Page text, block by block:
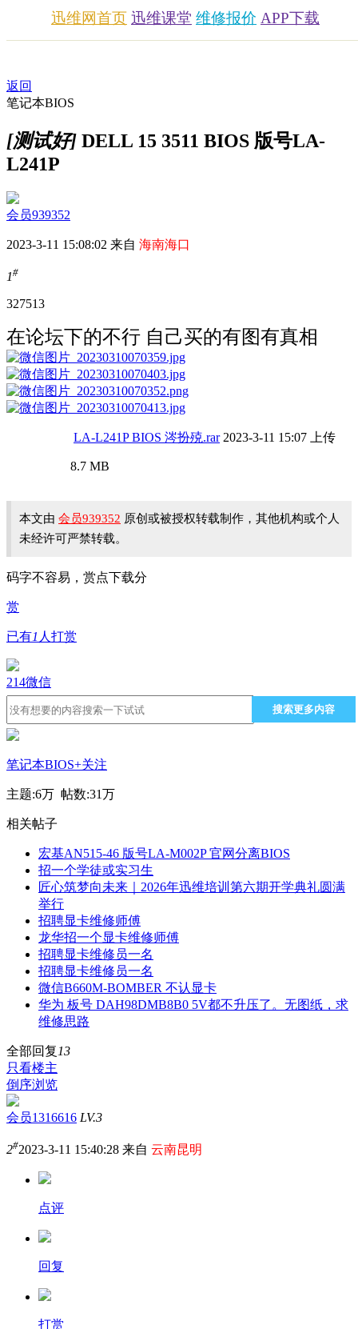
迅维网首页 迅维课堂 维修报价 APP下载
返回
笔记本BIOS
[测试好] DELL 15 3511 BIOS 版号LA-
L241P
会员939352
2023-3-11 15:08:02 来自 海南海口
1#
327513
在论坛下的不行 自己买的有图有真相
LA-L241P BIOS 涔扮殑.rar 2023-3-11 15:07 上传
8.7 MB
本文由 会员939352 原创或被授权转载制作，其他机构或个人
未经许可严禁转载。
码字不容易，赏点下载分
赏
已有1 人打赏
214微信
搜索更多内容
笔记本BIOS+关注
主题:6万 帖数:31万
相关帖子
宏基AN515-46 版号LA-M002P 官网分离BIOS
招一个学徒或实习生
匠心筑梦向未来｜2026年迅维培训第六期开学典礼圆满
举行
招聘显卡维修师傅
龙华招一个显卡维修师傅
招聘显卡维修员一名
招聘显卡维修员一名
微信B660M-BOMBER 不认显卡
华为 板号 DAH98DMB8B0 5V都不升压了。无图纸，求
维修思路
全部回复 13
只看楼主
倒序浏览
会员1316616 LV.3
2#2023-3-11 15:40:28 来自 云南昆明
点评
回复
打赏